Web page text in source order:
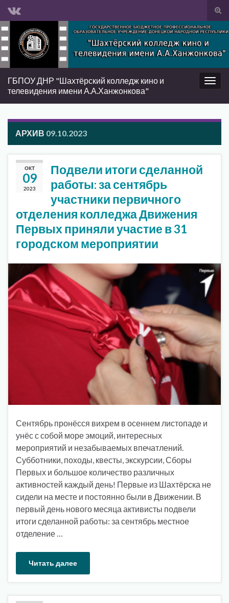
Вкл/
Search for:
Вкл/
ГБПОУ ДНР "Шахтёрский колледж кино и
телевидения имени А.А.Ханжонкова"
АРХИВ 09.10.2023
ОКТ
09
2023
Подвели итоги сделанной
работы: за сентябрь
участники первичного
отделения колледжа Движения
Первых приняли участие в 31
городском мероприятии
Сентябрь пронёсся вихрем в осеннем листопаде и
унёс с собой море эмоций, интересных
мероприятий и незабываемых впечатлений.
Субботники, походы, квесты, экскурсии, Сборы
Первых и большое количество различных
активностей каждый день! Первые из Шахтёрска не
сидели на месте и постоянно были в Движении. В
первый день нового месяца активисты подвели
итоги сделанной работы: за сентябрь местное
отделение …
Читать далее